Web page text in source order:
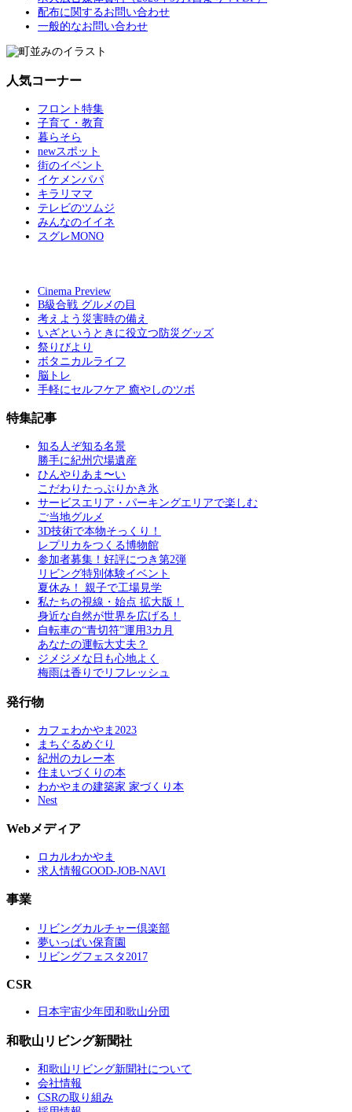
配布に関するお問い合わせ
一般的なお問い合わせ
人気コーナー
フロント特集
子育て・教育
暮らそら
newスポット
街のイベント
イケメンパパ
キラリママ
テレビのツムジ
みんなのイイネ
スグレMONO
Cinema Preview
B級合戦 グルメの目
考えよう災害時の備え
いざというときに役立つ防災グッズ
祭りびより
ボタニカルライフ
脳トレ
手軽にセルフケア 癒やしのツボ
特集記事
知る人ぞ知る名景
勝手に紀州穴場遺産
ひんやりあま〜い
こだわりたっぷりかき氷
サービスエリア・パーキングエリアで楽しむ
ご当地グルメ
3D技術で本物そっくり！
レプリカをつくる博物館
参加者募集！好評につき第2弾
リビング特別体験イベント
夏休み！ 親子で工場見学
私たちの視線・始点 拡大版！
身近な自然が世界を広げる！
自転車の“青切符”運用3カ月
あなたの運転大丈夫？
ジメジメな日も心地よく
梅雨は香りでリフレッシュ
発行物
カフェわかやま2023
まちぐるめぐり
紀州のカレー本
住まいづくりの本
わかやまの建築家 家づくり本
Nest
Webメディア
ロカルわかやま
求人情報GOOD-JOB-NAVI
事業
リビングカルチャー倶楽部
夢いっぱい保育園
リビングフェスタ2017
CSR
日本宇宙少年団和歌山分団
和歌山リビング新聞社
和歌山リビング新聞社について
会社情報
CSRの取り組み